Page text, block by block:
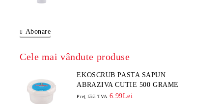
Abonare
Cele mai vândute produse
EKOSCRUB PASTA SAPUN
ABRAZIVA CUTIE 500 GRAME
Preţ fără TVA 6.99Lei